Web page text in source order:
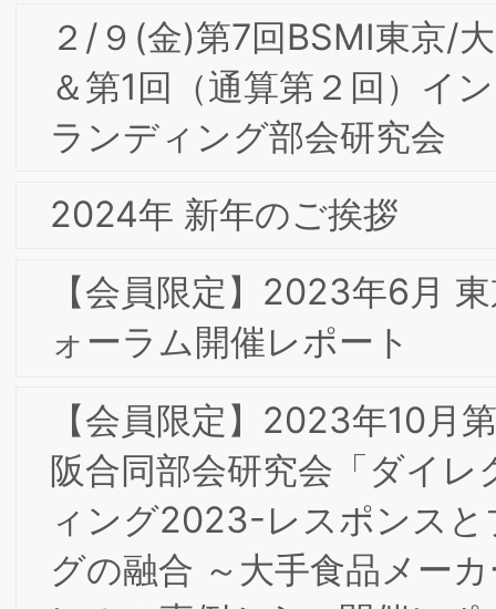
合同部会研究会「DariKのこれまでとこ
れから」開催レポート
【会員限定】2021年10月 大阪第7回フォ
ーラム開催レポート
【会員限定】2022年4月 第1回第1回東阪
合同専門部会研究会「新聞社から見たブ
ランド戦略、知財問題」開催レポート
【会員限定】2022年2月 東京第19回フ
ーラム開催レポート
【会員限定】2022年3月 第8回東阪合同
専門部会研究会「Calbee Future Laboと
ユーザーイノベーション」カルビー株式
会社 大塚竜太 氏
2022年頭のご挨拶